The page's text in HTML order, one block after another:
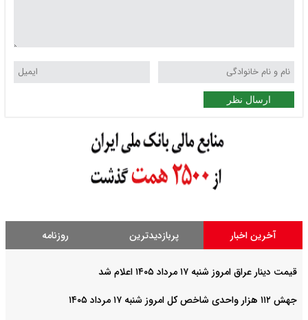
ارسال نظر
آخرین اخبار پربازدیدترین روزنامه
قیمت دینار عراق امروز شنبه ۱۷ مرداد ۱۴۰۵ اعلام شد
جهش ۱۱۲ هزار واحدی شاخص کل امروز شنبه ۱۷ مرداد ۱۴۰۵